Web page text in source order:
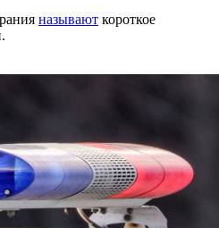
называют короткое